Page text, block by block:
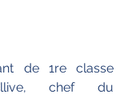
de 1re classe
chef du